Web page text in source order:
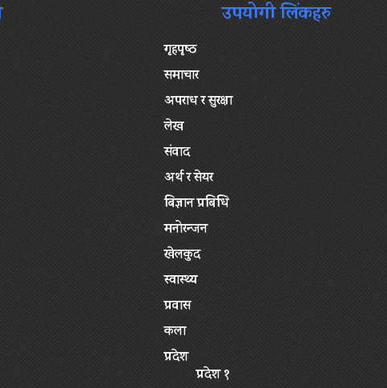
उपयोगी लिंकहरु
गृहपृष्‍ठ
समाचार
अपराध र सुरक्षा
लेख
संवाद
अर्थ र सेयर
बिज्ञान प्रबिधि
मनोरन्जन
खेलकुद
स्वास्थ्य
प्रवास
कला
प्रदेश
प्रदेश १